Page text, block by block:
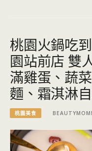
桃園火鍋吃
園站前店 雙
滿雞蛋、蔬
麵、霜淇淋
桃園美食